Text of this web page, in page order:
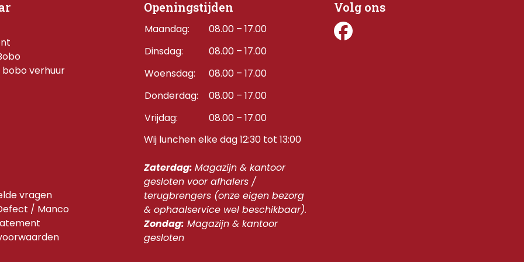
verhuur
vragen
/ Manco
Openingstijden
Maandag:
08.00 – 17.00
Dinsdag:
08.00 – 17.00
Woensdag:
08.00 – 17.00
Donderdag: 08.00 – 17.00
Vrijdag:
08.00 – 17.00
Wij lunchen elke dag 12:30 tot 13:00
Zaterdag: Magazijn & kantoor
gesloten voor afhalers /
terugbrengers (onze eigen bezorg
& ophaalservice wel beschikbaar).
Zondag: Magazijn & kantoor
gesloten
Volg ons